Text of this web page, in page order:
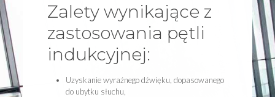
Zalety wynikające z
zastosowania pętli
indukcyjnej:
Uzyskanie wyraźnego dźwięku, dopasowanego
do ubytku słuchu,